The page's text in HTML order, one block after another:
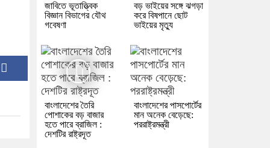
জাবিতে ভূতাত্ত্বিক
বিজ্ঞান বিভাগের যৌথ
গবেষণা
বড় ভাইয়ের সঙ্গে ঝগড়া
করে বিষপানে ছোট
ভাইয়ের মৃত্যু
বাংলাদেশের তৈরি
পোশাকের বড় বাজার
হতে পারে ব্রাজিল :
দেশটির রাষ্ট্রদূত
বাংলাদেশের পাসপোর্টের
মান অনেক বেড়েছে:
পররাষ্ট্রমন্ত্রী